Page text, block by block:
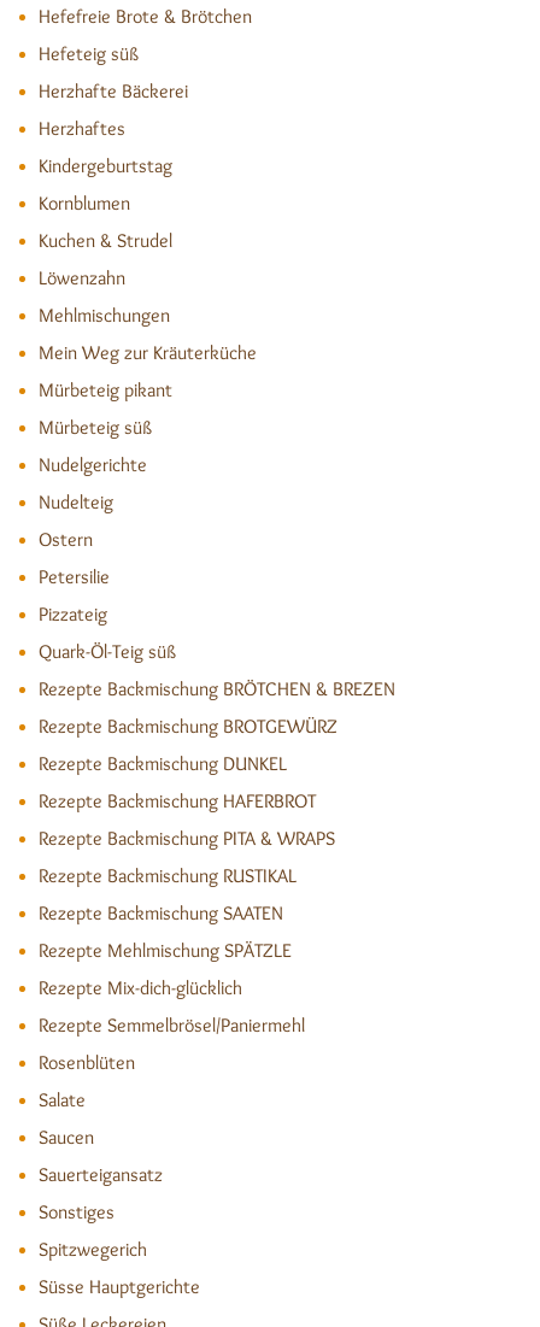
Hefefreie Brote & Brötchen
Hefeteig süß
Herzhafte Bäckerei
Herzhaftes
Kindergeburtstag
Kornblumen
Kuchen & Strudel
Löwenzahn
Mehlmischungen
Mein Weg zur Kräuterküche
Mürbeteig pikant
Mürbeteig süß
Nudelgerichte
Nudelteig
Ostern
Petersilie
Pizzateig
Quark-Öl-Teig süß
Rezepte Backmischung BRÖTCHEN & BREZEN
Rezepte Backmischung BROTGEWÜRZ
Rezepte Backmischung DUNKEL
Rezepte Backmischung HAFERBROT
Rezepte Backmischung PITA & WRAPS
Rezepte Backmischung RUSTIKAL
Rezepte Backmischung SAATEN
Rezepte Mehlmischung SPÄTZLE
Rezepte Mix-dich-glücklich
Rezepte Semmelbrösel/Paniermehl
Rosenblüten
Salate
Saucen
Sauerteigansatz
Sonstiges
Spitzwegerich
Süsse Hauptgerichte